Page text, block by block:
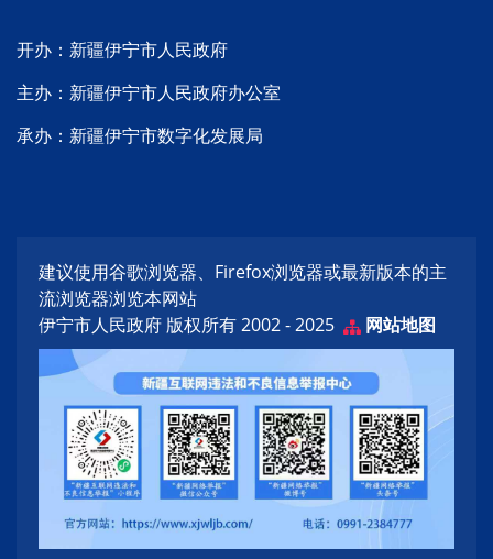
开办：新疆伊宁市人民政府
主办：新疆伊宁市人民政府办公室
承办：新疆伊宁市数字化发展局
建议使用谷歌浏览器、Firefox浏览器或最新版本的主
流浏览器浏览本网站
伊宁市人民政府 版权所有 2002 - 2025
网站地图